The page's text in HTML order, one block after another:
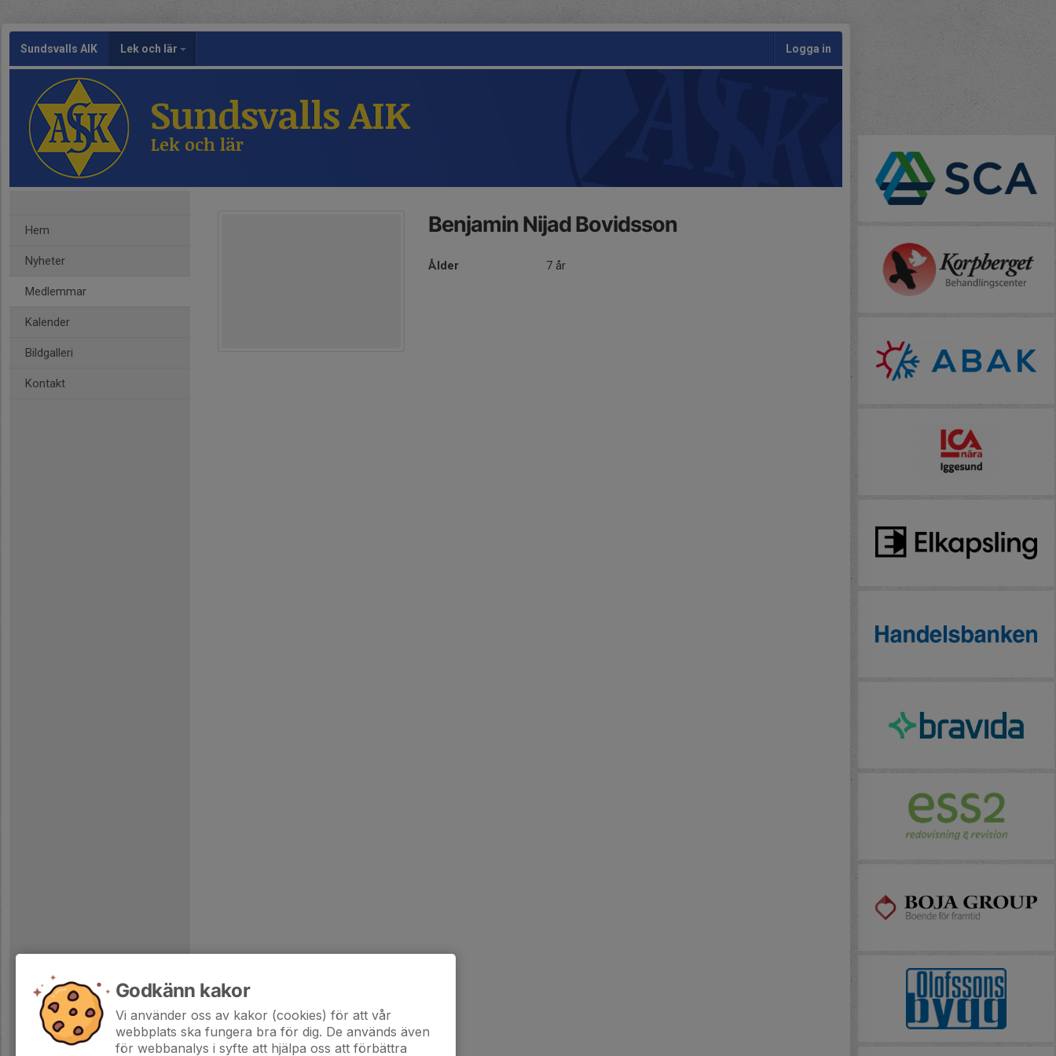
Sundsvalls AIK Lek och lär Logga in
Sundsvalls AIK
Lek och lär
Hem
Nyheter
Medlemmar
Kalender
Bildgalleri
Kontakt
Benjamin Nijad Bovidsson
Ålder 7 år
Godkänn kakor
Vi använder oss av kakor (cookies) för att vår
webbplats ska fungera bra för dig. De används även
för webbanalys i syfte att hjälpa oss att förbättra